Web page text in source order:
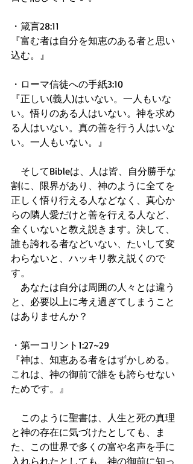
・箴言28:11
『富む者は自分を知恵のある者と思い
込む。』
・ローマ信徒への手紙3:10
『正しい(義人)はいない。一人もいな
い。悟りのある人はいない。神を求め
る人はいない。真の善を行う人はいな
い。一人もいない。』
そしてBibleは、人は皆、自分勝手な
割に、限界があり、神のように全てを
正しく悟り行える人などなく、真心か
らの隣人愛だけと善を行える人など、
全くいないと教え説きます。決して、
誰も誇れる者などいない、たいして変
わらないと、ハッキリ教え説くので
す。
あなたは自分は周囲の人々とは違う
と、必要以上に考え過ぎてしまうこと
はありませんか？
・第一コリント1:27~29
『神は、知恵ある者をはずかしめる。
これは、神の御前で誰をも誇らせない
ためです。』
このように聖書は、人生と死の真理
と神の存在に気づけたとしても、ま
た、この世界で多くの富や名声を手に
入れられたとしても、神の御前に知っ